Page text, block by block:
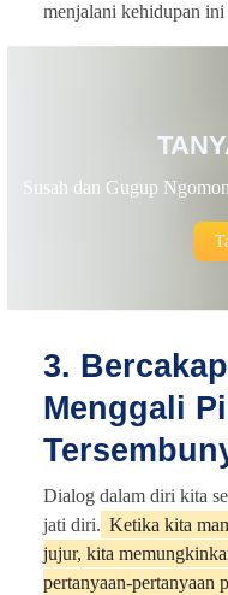
menjalani kehidupan ini
Susah dan Gugup
3.
Menggali
Dialog dalam diri kita
jati diri. Ketika kita
jujur, kita
pertanyaan-pertanyaan